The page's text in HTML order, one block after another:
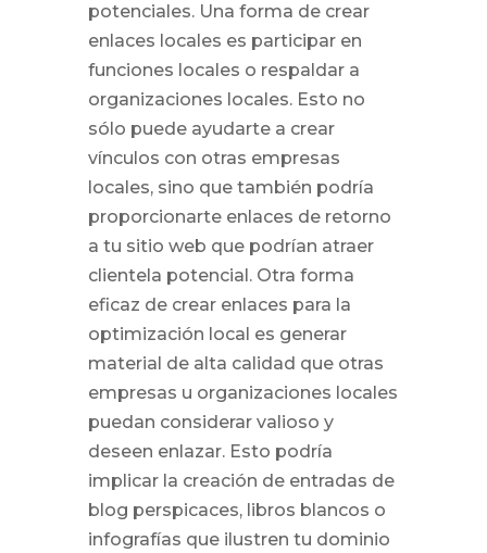
potenciales. Una forma de crear
enlaces locales es participar en
funciones locales o respaldar a
organizaciones locales. Esto no
sólo puede ayudarte a crear
vínculos con otras empresas
locales, sino que también podría
proporcionarte enlaces de retorno
a tu sitio web que podrían atraer
clientela potencial. Otra forma
eficaz de crear enlaces para la
optimización local es generar
material de alta calidad que otras
empresas u organizaciones locales
puedan considerar valioso y
deseen enlazar. Esto podría
implicar la creación de entradas de
blog perspicaces, libros blancos o
infografías que ilustren tu dominio